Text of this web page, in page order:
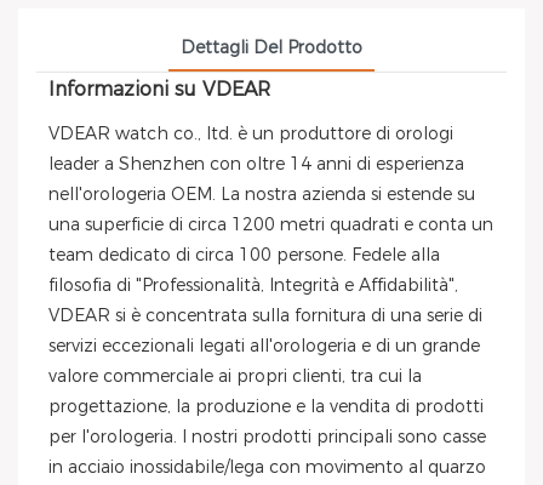
Dettagli Del Prodotto
Informazioni su VDEAR
VDEAR watch co., ltd. è un produttore di orologi
leader a Shenzhen con oltre 14 anni di esperienza
nell'orologeria OEM. La nostra azienda si estende su
una superficie di circa 1200 metri quadrati e conta un
team dedicato di circa 100 persone. Fedele alla
filosofia di "Professionalità, Integrità e Affidabilità",
VDEAR si è concentrata sulla fornitura di una serie di
servizi eccezionali legati all'orologeria e di un grande
valore commerciale ai propri clienti, tra cui la
progettazione, la produzione e la vendita di prodotti
per l'orologeria. I nostri prodotti principali sono casse
in acciaio inossidabile/lega con movimento al quarzo